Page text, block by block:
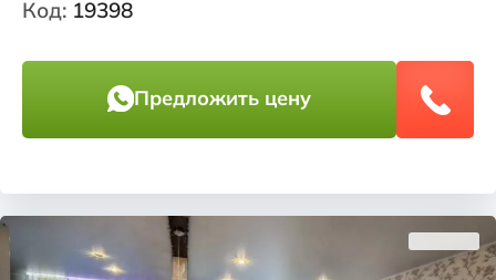
Код: 19398
Предложить цену